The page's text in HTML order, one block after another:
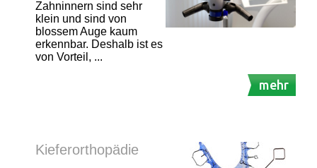
Zahninnern sind sehr
klein und sind von
blossem Auge kaum
erkennbar. Deshalb ist es
von Vorteil, ...
mehr
Kieferorthopädie